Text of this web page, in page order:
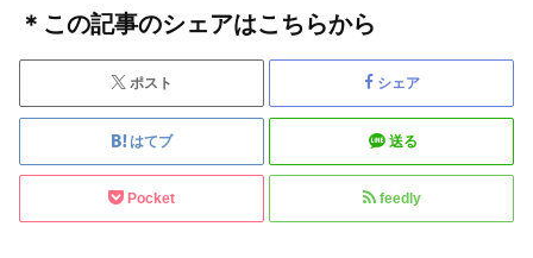
＊この記事のシェアはこちらから
ポスト シェア
はてブ 送る
Pocket feedly